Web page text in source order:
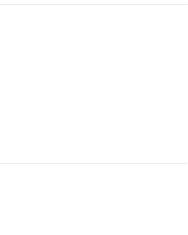
столице с 26 сентября по 1
дизайнеры, коллекции
году и расположенная в
объединяющей